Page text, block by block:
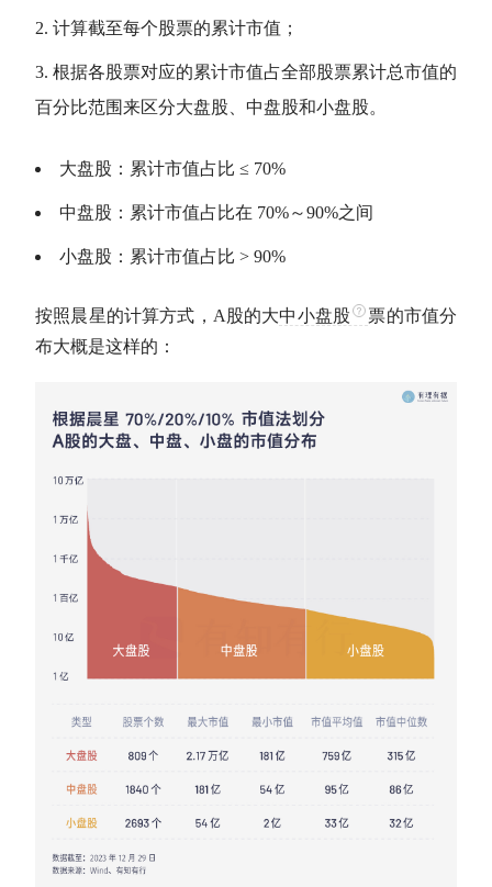
计算截至每个股票的累计市值 ；
根据各股票对应的累计市值占全部股票累计总市值的
百分比范围来区分大盘股 、中盘股和小盘股。
大盘股 ：累计市值占比 ≤ 70%
中盘股：累计市值占比在 70%～90%之间
小盘股：累计市值占比 > 90%
按照晨星的计算方式， A股的大中小盘股 票的市值分
布大概是这样的：